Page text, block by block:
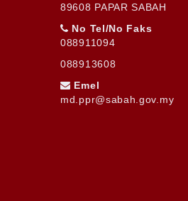
89608 PAPAR SABAH
No Tel/No Faks
088911094
088913608
Emel
md.ppr@sabah.gov.my